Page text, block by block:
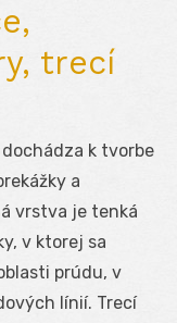
trecí
k tvorbe
a
vrstva je tenká
v ktorej sa
prúdu, v
línií. Trecí